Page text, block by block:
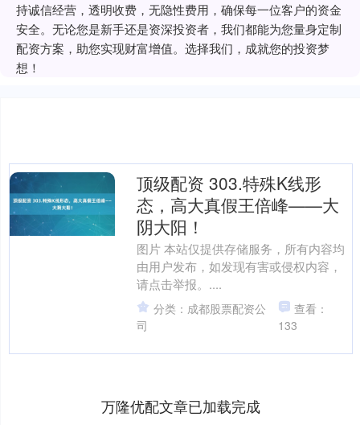
持诚信经营，透明收费，无隐性费用，确保每一位客户的资金
安全。无论您是新手还是资深投资者，我们都能为您量身定制
配资方案，助您实现财富增值。选择我们，成就您的投资梦
想！
顶级配资 303.特殊K线形
态，高大真假王倍峰——大
阴大阳！
图片 本站仅提供存储服务，所有内容均
由用户发布，如发现有害或侵权内容，
请点击举报。....
分类：成都股票配资公
司
查看：
133
万隆优配文章已加载完成